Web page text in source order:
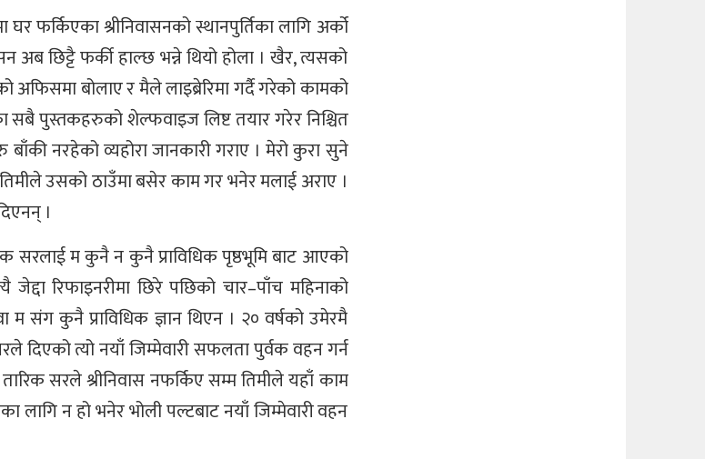
फर्किएका श्रीनिवासनको स्थानपुर्तिका लागि अर्को
अब छिट्टै फर्की हाल्छ भन्ने थियो होला । खैर, त्यसको
बोलाए र मैले लाइब्रेरिमा गर्दै गरेको कामको
सबै पुस्तकहरुको शेल्फवाइज लिष्ट तयार गरेर निश्चित
नरहेको व्यहोरा जानकारी गराए । मेरो कुरा सुने
उसको ठाउँमा बसेर काम गर भनेर मलाई अराए ।
।
सरलाई म कुनै न कुनै प्राविधिक पृष्ठभूमि बाट आएको
रिफाइनरीमा छिरे पछिको चार–पाँच महिनाको
संग कुनै प्राविधिक ज्ञान थिएन । २० वर्षको उमेरमै
दिएको त्यो नयाँ जिम्मेवारी सफलता पुर्वक वहन गर्न
सरले श्रीनिवास नफर्किए सम्म तिमीले यहाँ काम
न हो भनेर भोली पल्टबाट नयाँ जिम्मेवारी वहन